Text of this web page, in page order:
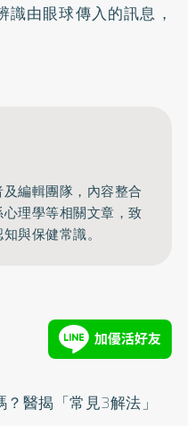
由眼球傳入的訊息，
編輯團隊，內容整合
理學等相關文章，致
與保健常識。
醫揭「常見3解法」